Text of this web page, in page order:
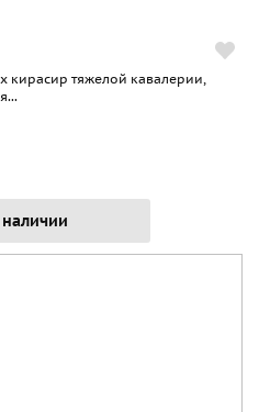
кирасир тяжелой кавалерии,
наличии